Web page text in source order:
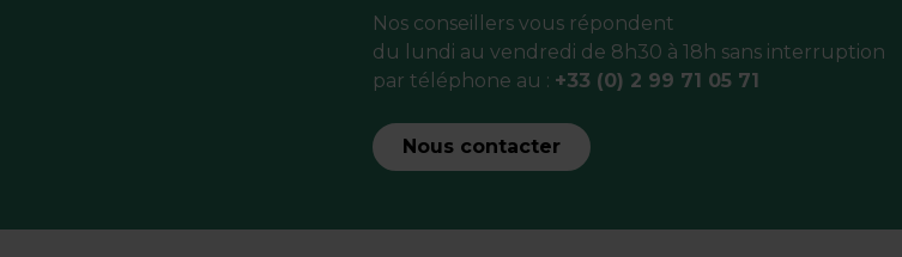
Nos conseillers vous répondent
du lundi au vendredi de 8h30 à 18h sans interruption
par téléphone au : +33 (0) 2 99 71 05 71
Nous contacter